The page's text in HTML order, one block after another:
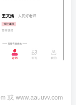
或 www.aauuvv.com